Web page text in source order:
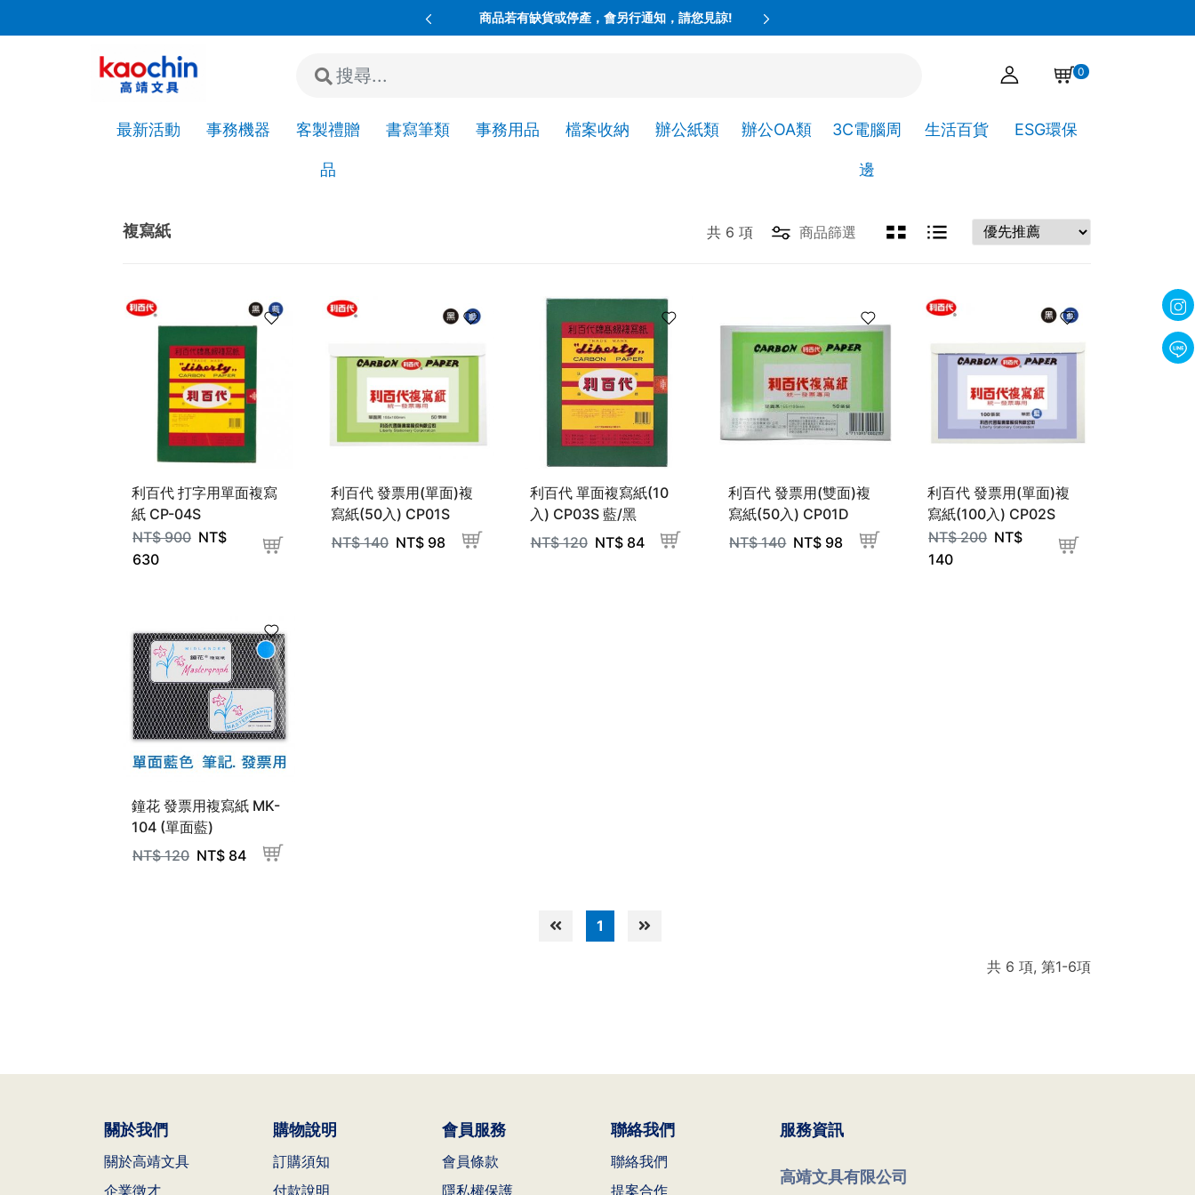
商品若有缺貨或停產，會另行通知，請您見諒!
0
最新活動 事務機器 客製禮贈
品
書寫筆類 事務用品 檔案收納 辦公紙類 辦公OA類 3C電腦周
邊
生活百貨 ESG環保
複寫紙
複寫紙 共 6 項 商品篩選
利百代 打字用單面複寫
紙 CP-04S
NT$900 NT$
630
利百代 發票用(單面)複
寫紙(50入) CP01S
NT$140 NT$98
利百代 單面複寫紙(10
入) CP03S 藍/黑
NT$120 NT$84
利百代 發票用(雙面)複
寫紙(50入) CP01D
NT$140 NT$ 98
利百代 發票用(單面)複
寫紙(100入) CP02S
NT$200 NT$
140
鐘花 發票用複寫紙 MK-
104 (單面藍)
NT$120 NT$ 84
1
共 6 項, 第1-6項
關於我們
關於高靖文具
企業徵才
購物說明
訂購須知
付款說明
會員服務
會員條款
隱私權保護
聯絡我們
聯絡我們
提案合作
服務資訊
高靖文具有限公司